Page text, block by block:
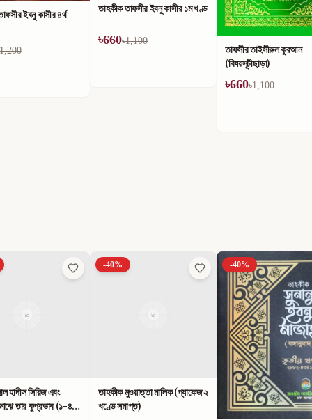
ইবনু কাসীর ১ম খণ্ড
তাফসীর তাইসীরুল কুরআন
কুরআন ও সুন্নাহ্‌র আলোকে
আলোকিত জীবন ও সোনালী
৳594৳990
মালিক (প্যাকেজ ২
-40% -40%